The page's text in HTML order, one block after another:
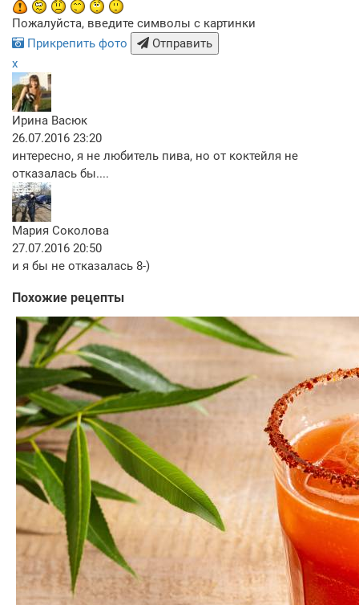
Пожалуйста, введите символы с картинки
Прикрепить фото
Отправить
x
Ирина Васюк
26.07.2016 23:20
интересно, я не любитель пива, но от коктейля не
отказалась бы....
Мария Соколова
27.07.2016 20:50
и я бы не отказалась 8-)
Похожие рецепты